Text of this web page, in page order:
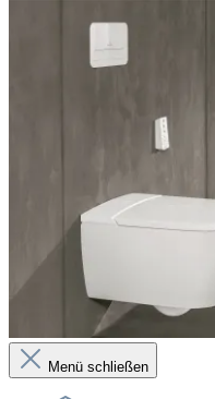
Menü schließen